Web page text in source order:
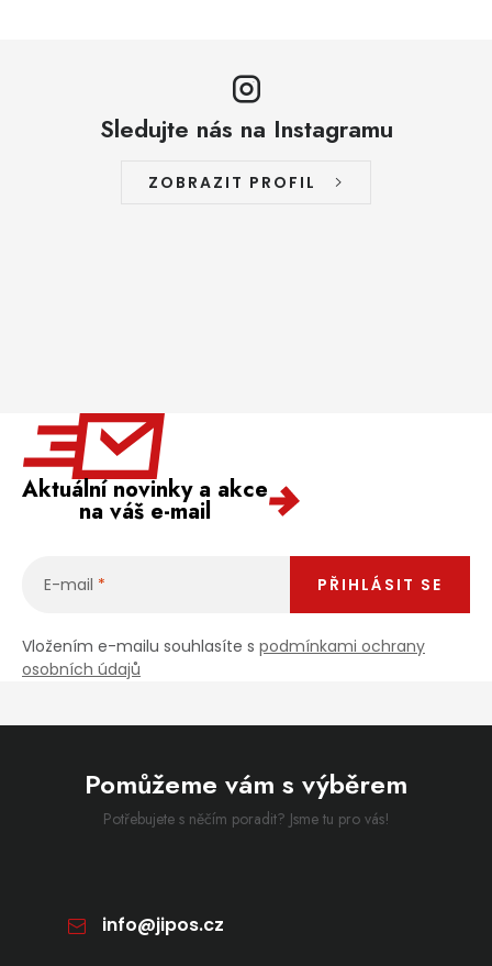
Sledujte nás na Instagramu
ZOBRAZIT PROFIL
Aktuální novinky a akce
na váš e-mail
E-mail
Vložením e-mailu souhlasíte s podmínkami ochrany
osobních údajů
PŘIHLÁSIT SE
Pomůžeme vám s výběrem
Potřebujete s něčím poradit? Jsme tu pro vás!
info@jipos.cz